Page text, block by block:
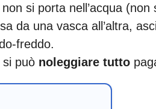
si porta nell’acqua
da una vasca all’altra,
freddo.
si può noleggiare tutto